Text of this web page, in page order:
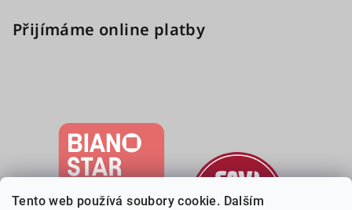
Tento web používá soubory cookie. Dalším
Přijímáme online platby